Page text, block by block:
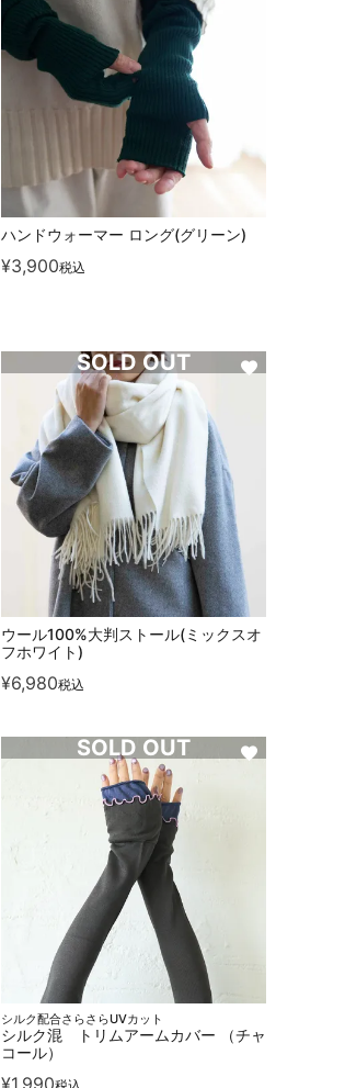
ハンドウォーマー ロング(グリーン)
¥3,900税込
ウール100%大判ストール(ミックスオ
フホワイト)
¥6,980税込
SOLD OUT
シルク配合さらさらUVカット
シルク混 トリムアームカバー （チャ
コール）
¥1,990
SOLD OUT